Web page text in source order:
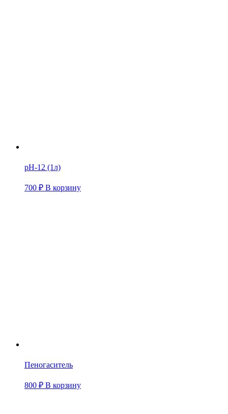
pH-12 (1л)
700 ₽ В корзину
Пеногаситель
800 ₽ В корзину